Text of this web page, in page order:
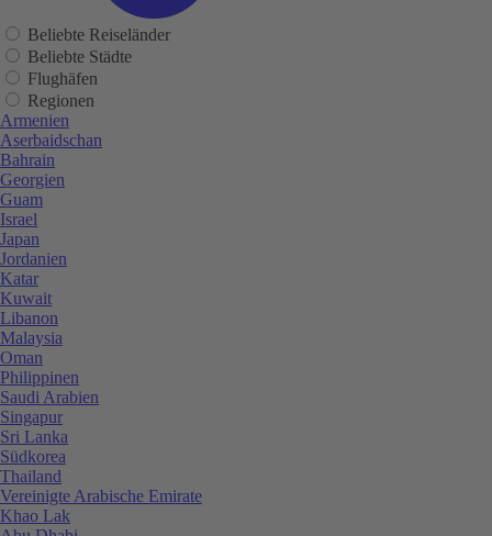
Beliebte Reiseländer
Beliebte Städte
Flughäfen
Regionen
Armenien
Aserbaidschan
Bahrain
Georgien
Guam
Israel
Japan
Jordanien
Katar
Kuwait
Libanon
Malaysia
Oman
Philippinen
Saudi Arabien
Singapur
Sri Lanka
Südkorea
Thailand
Vereinigte Arabische Emirate
Khao Lak